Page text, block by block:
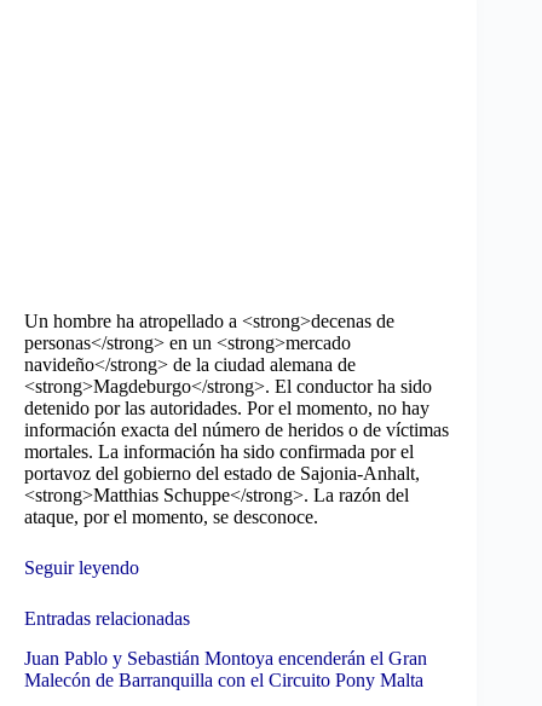
Un hombre ha atropellado a <strong>decenas de
personas</strong> en un <strong>mercado
navideño</strong> de la ciudad alemana de
<strong>Magdeburgo</strong>. El conductor ha sido
detenido por las autoridades. Por el momento, no hay
información exacta del número de heridos o de víctimas
mortales. La información ha sido confirmada por el
portavoz del gobierno del estado de Sajonia-Anhalt,
<strong>Matthias Schuppe</strong>. La razón del
ataque, por el momento, se desconoce.
Seguir leyendo
Entradas relacionadas
Juan Pablo y Sebastián Montoya encenderán el Gran
Malecón de Barranquilla con el Circuito Pony Malta